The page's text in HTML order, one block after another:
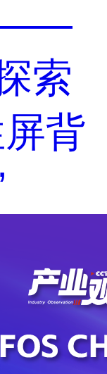
——
索
背